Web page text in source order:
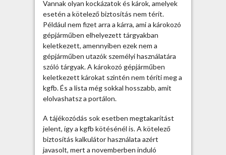
a
k
a
t
?
b
e
j
e
g
z
é
s
h
Vannak olyan kockázatok és károk, amelyek
esetén a kötelező biztosítás nem térít.
Például nem fizet arra a kárra, ami a károkozó
gépjárműben elhelyezett tárgyakban
keletkezett, amennyiben ezek nem a
gépjárműben utazók személyi használatára
szóló tárgyak. A károkozó gépjárműben
keletkezett károkat szintén nem téríti meg a
kgfb. És a lista még sokkal hosszabb, amit
elolvashatsz a portálon.
A tájékozódás sok esetben megtakarítást
jelent, így a kgfb kötésénél is. A kötelező
biztosítás kalkulátor használata azért
javasolt, mert a novemberben induló